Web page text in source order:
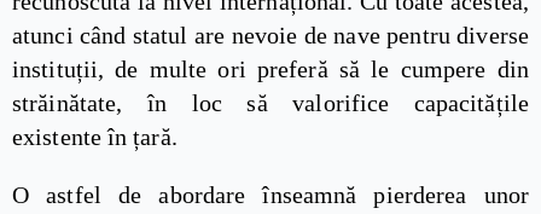
atunci când statul are nevoie de nave pentru diverse
instituții, de multe ori preferă să le cumpere din
străinătate, în loc să valorifice capacitățile
existente în țară.
O astfel de abordare înseamnă pierderea unor